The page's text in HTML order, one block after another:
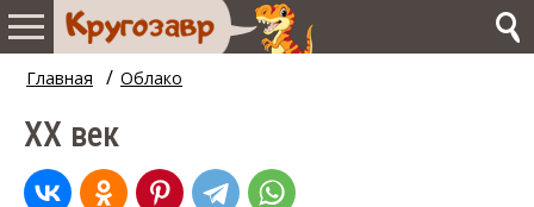
Главная / Облако
XX век